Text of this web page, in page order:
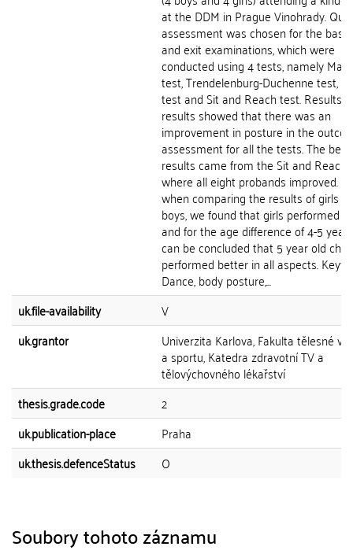
at the DDM in Prague Vinohrady.
assessment was chosen for the
and exit examinations, which were
conducted using 4 tests, namely
test, Trendelenburg-Duchenne test,
test and Sit and Reach test. Results:
results showed that there was an
improvement in posture in the
assessment for all the tests. The best
results came from the Sit and Reach
where all eight probands improved.
when comparing the results of girls
boys, we found that girls performed
and for the age difference of 4-5
can be concluded that 5 year old
performed better in all aspects.
Dance, body posture,...
uk.file-availability
V
uk.grantor
Univerzita Karlova, Fakulta tělesné
a sportu, Katedra zdravotní TV a
tělovýchovného lékařství
thesis.grade.code
2
uk.publication-place
Praha
uk.thesis.defenceStatus
O
Soubory tohoto záznamu